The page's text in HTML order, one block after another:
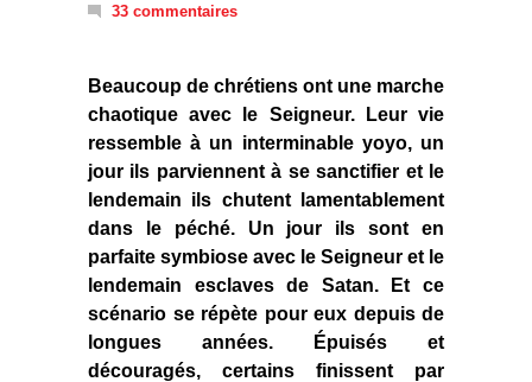
33 commentaires
Beaucoup de chrétiens ont une marche
chaotique avec le Seigneur. Leur vie
ressemble à un interminable yoyo, un
jour ils parviennent à se sanctifier et le
lendemain ils chutent lamentablement
dans le péché. Un jour ils sont en
parfaite symbiose avec le Seigneur et le
lendemain esclaves de Satan. Et ce
scénario se répète pour eux depuis de
longues années. Épuisés et
découragés, certains finissent par